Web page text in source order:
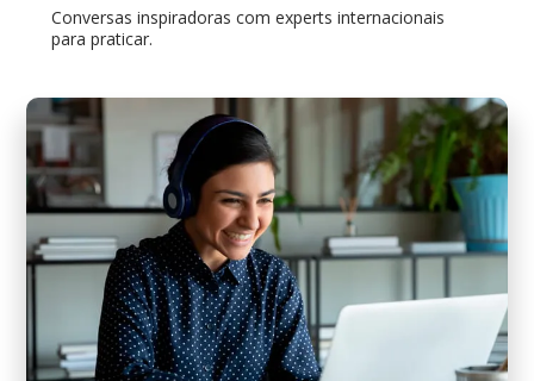
Conversas inspiradoras com experts internacionais
para praticar.